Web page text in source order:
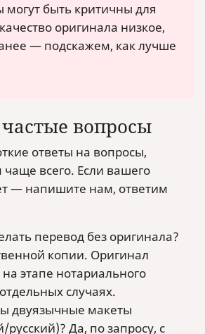
быть критичны для
оригинала низкое,
— подскажем, как лучше
вопросы
ответы на вопросы,
всего. Если вашего
— напишите нам, ответим
перевод без оригинала?
копии. Оригинал
этапе нотариального
случаях.
двуязычные макеты
русский)? Да, по запросу, с